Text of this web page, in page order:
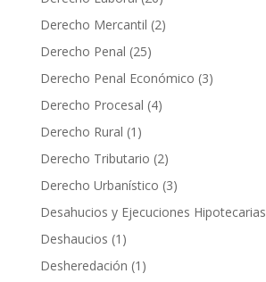
Derecho Mercantil (2)
Derecho Penal (25)
Derecho Penal Económico (3)
Derecho Procesal (4)
Derecho Rural (1)
Derecho Tributario (2)
Derecho Urbanístico (3)
Desahucios y Ejecuciones Hipotecarias
Deshaucios (1)
Desheredación (1)